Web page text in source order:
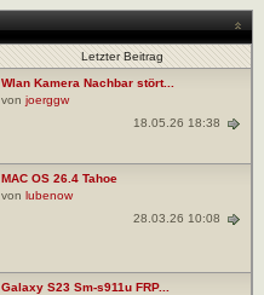
Letzter Beitrag
Wlan Kamera Nachbar stört...
von joerggw
18.05.26 18:38
MAC OS 26.4 Tahoe
von lubenow
28.03.26 10:08
Galaxy S23 Sm-s911u FRP...